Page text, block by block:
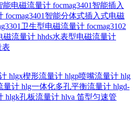
能电磁流量计 focmag3401智能插入
focmag3401智能分体式插入式电磁
卫生型电磁流量计 focmag3102
磁流量计 hhds水表型电磁流量计
表
hlgx楔形流量计 hlgp喷嘴流量计 hlg
量计 hlg一体化多孔平衡流量计 hlgd-
hlgk孔板流量计 hlva 笛型匀速管